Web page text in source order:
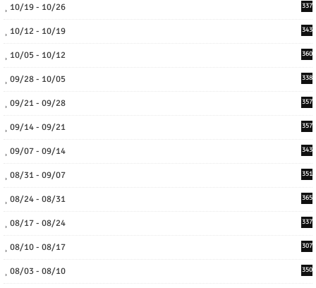
10/19 - 10/26 337
10/12 - 10/19 343
10/05 - 10/12 360
09/28 - 10/05 338
09/21 - 09/28 357
09/14 - 09/21 357
09/07 - 09/14 343
08/31 - 09/07 351
08/24 - 08/31 365
08/17 - 08/24 337
08/10 - 08/17 307
08/03 - 08/10 350